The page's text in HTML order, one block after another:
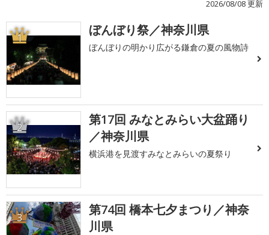
2026/08/08 更新
1 ぼんぼり祭／神奈川県
ぼんぼりの明かり広がる鎌倉の夏の風物詩
2
第17回 みなとみらい大盆踊り
／神奈川県
横浜港を見渡すみなとみらいの夏祭り
3
第74回 橋本七夕まつり／神奈
川県